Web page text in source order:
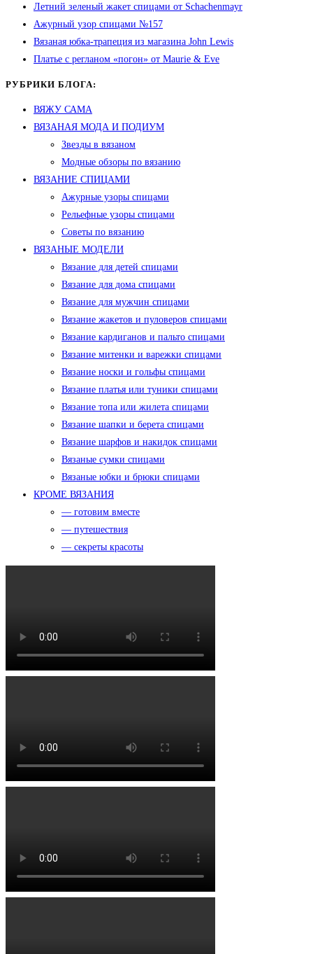
Летний зеленый жакет спицами от Schachenmayr
Ажурный узор спицами №157
Вязаная юбка-трапеция из магазина John Lewis
Платье с регланом «погон» от Maurie & Eve
РУБРИКИ БЛОГА:
ВЯЖУ САМА
ВЯЗАНАЯ МОДА И ПОДИУМ
Звезды в вязаном
Модные обзоры по вязанию
ВЯЗАНИЕ СПИЦАМИ
Ажурные узоры спицами
Рельефные узоры спицами
Советы по вязанию
ВЯЗАНЫЕ МОДЕЛИ
Вязание для детей спицами
Вязание для дома спицами
Вязание для мужчин спицами
Вязание жакетов и пуловеров спицами
Вязание кардиганов и пальто спицами
Вязание митенки и варежки спицами
Вязание носки и гольфы спицами
Вязание платья или туники спицами
Вязание топа или жилета спицами
Вязание шапки и берета спицами
Вязание шарфов и накидок спицами
Вязаные сумки спицами
Вязаные юбки и брюки спицами
КРОМЕ ВЯЗАНИЯ
— готовим вместе
— путешествия
— секреты красоты